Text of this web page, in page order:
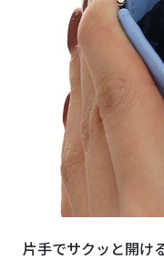
片手でサクッと開け